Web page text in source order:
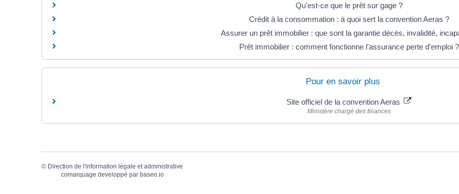
Qu'est-ce que le prêt sur gage ?
Crédit à la consommation : à quoi sert la convention Aeras ?
Assurer un prêt immobilier : que sont la garantie décès, invalidité,
Prêt immobilier : comment fonctionne l'assurance perte d'emploi ?
Pour en savoir plus
Site officiel de la convention Aeras
Ministère chargé des finances
© Direction de l'information légale et administrative
comarquage developpé par baseo.io